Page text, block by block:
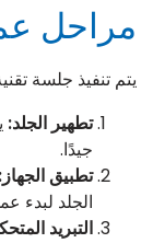
مراحل
يتم تنفيذ جلسة
تطهير الجلد:
جيدًا.
تطبيق الجهاز:
الجلد لبدء
التبريد